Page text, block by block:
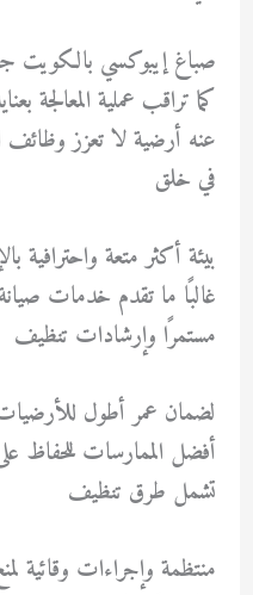
صباغ إيبوكسي بالكويت
كما تراقب عملية المعالجة
عنه أرضية لا تعزز
في خلق
بيئة أكثر متعة واحترافية
غالبًا ما تقدم خدمات
مستمرًا وإرشادات تنظيف
لضمان عمر أطول
أفضل الممارسات للحفاظ
تشمل طرق تنظيف
منتظمة وإجراءات وقائية